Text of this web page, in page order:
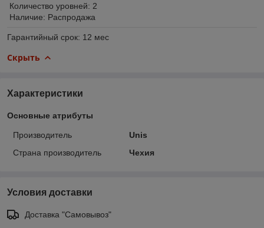
Количество уровней: 2
Наличие: Распродажа
Гарантийный срок: 12 мес
Скрыть
Характеристики
Основные атрибуты
Производитель
Unis
Страна производитель
Чехия
Условия доставки
Доставка "Самовывоз"